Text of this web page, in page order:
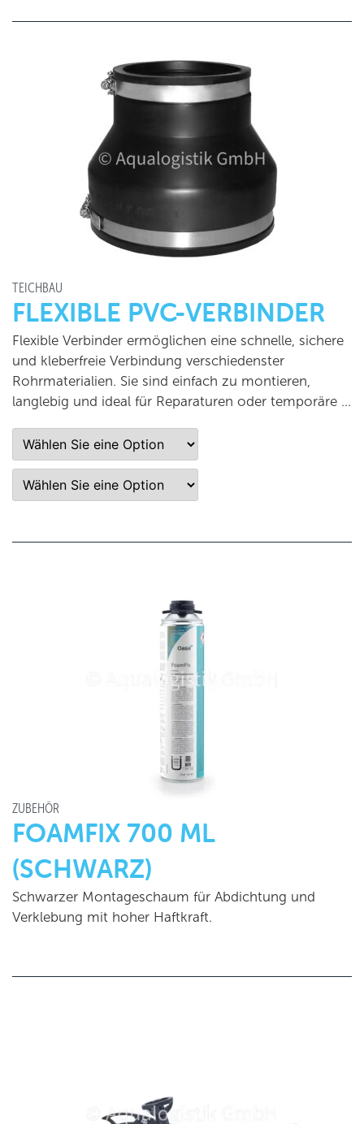
TEICHBAU
FLEXIBLE PVC-VERBINDER
Flexible Verbinder ermöglichen eine schnelle, sichere
und kleberfreie Verbindung verschiedenster
Rohrmaterialien. Sie sind einfach zu montieren,
langlebig und ideal für Reparaturen oder temporäre …
ZUBEHÖR
FOAMFIX 700 ML
(SCHWARZ)
Schwarzer Montageschaum für Abdichtung und
Verklebung mit hoher Haftkraft.